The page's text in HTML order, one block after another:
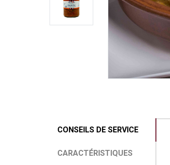
CONSEILS DE SERVICE
CARACTÉRISTIQUES